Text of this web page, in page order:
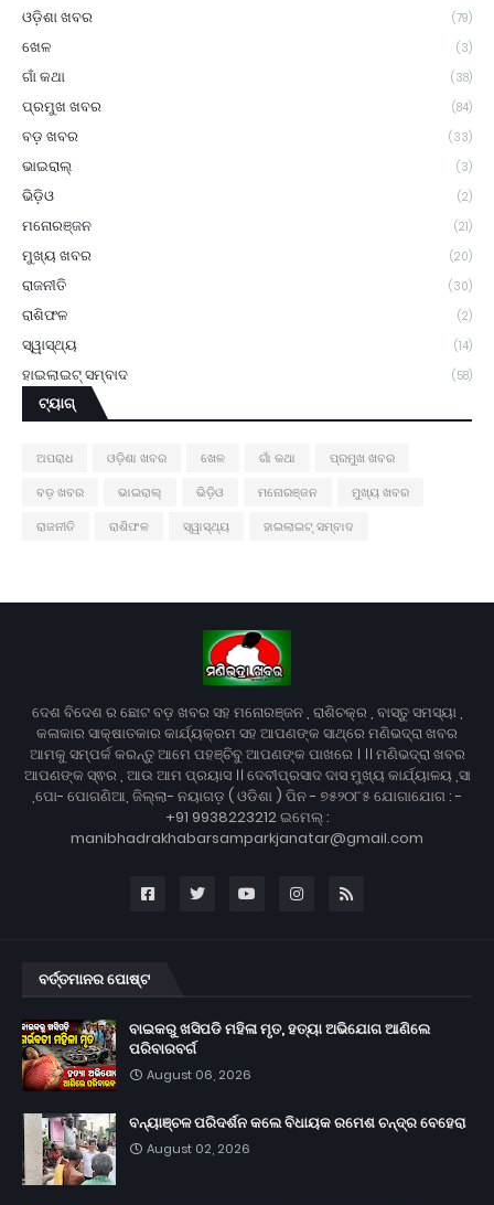
ଓଡ଼ିଶା ଖବର (79)
ଖେଳ (3)
ଗାଁ କଥା (38)
ପ୍ରମୁଖ ଖବର (84)
ବଡ଼ ଖବର (33)
ଭାଇରାଲ୍ (3)
ଭିଡ଼ିଓ (2)
ମନୋରଞ୍ଜନ (21)
ମୁଖ୍ୟ ଖବର (20)
ରାଜନୀତି (30)
ରାଶିଫଳ (2)
ସ୍ୱାସ୍ଥ୍ୟ (14)
ହାଇଲାଇଟ୍ ସମ୍ବାଦ (58)
ଟ୍ୟାଗ୍
ଅପରାଧ ଓଡ଼ିଶା ଖବର ଖେଳ ଗାଁ କଥା
ପ୍ରମୁଖ ଖବର
ବଡ଼ ଖବର
ଭାଇରାଲ୍ ଭିଡ଼ିଓ ମନୋରଞ୍ଜନ
ମୁଖ୍ୟ ଖବର
ରାଜନୀତି
ରାଶିଫଳ ସ୍ୱାସ୍ଥ୍ୟ ହାଇଲାଇଟ୍ ସମ୍ବାଦ
ଦେଶ ବିଦେଶ ର ଛୋଟ ବଡ଼ ଖବର ସହ ମନୋରଞ୍ଜନ , ରାଶିଚକ୍ର , ବାସ୍ତୁ ସମସ୍ୟା ,
କଳାକାର ସାକ୍ଷାତକାର କାର୍ଯ୍ୟକ୍ରମ ସହ ଆପଣଙ୍କ ସାଥ୍‌ରେ ମଣିଭଦ୍ରା ଖବର
ଆମକୁ ସମ୍ପର୍କ କରନ୍ତୁ ଆମେ ପହଞ୍ଚିବୁ ଆପଣଙ୍କ ପାଖରେ । ।। ମଣିଭଦ୍ରା ଖବର
ଆପଣଙ୍କ ସ୍ଵର , ଆଉ ଆମ ପ୍ରୟାସ ।। ଦେବୀପ୍ରସାଦ ଦାସ ମୁଖ୍ୟ କାର୍ଯ୍ୟାଳୟ ,ସା
,ପୋ- ପୋଗଣିଆ, ଜିଲ୍ଲା- ନୟାଗଡ଼ ( ଓଡିଶା ) ପିନ - ୭୫୨୦୮୫ ଯୋଗାଯୋଗ : -
+91 9938223212 ଇମେଲ୍ :
manibhadrakhabarsamparkjanatar@gmail.com
ବର୍ତ୍ତମାନର ପୋଷ୍ଟ
ବାଇକରୁ ଖସିପଡି ମହିଳା ମୃତ, ହତ୍ୟା ଅଭିଯୋଗ ଆଣିଲେ
ପରିବାରବର୍ଗ
August 06, 2026
ବନ୍ୟାଞ୍ଚଳ ପରିଦର୍ଶନ କଲେ ବିଧାୟକ ରମେଶ ଚନ୍ଦ୍ର ବେହେରା
August 02, 2026